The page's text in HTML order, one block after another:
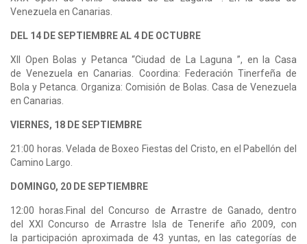
Venezuela en Canarias.
DEL 14 DE SEPTIEMBRE AL 4 DE OCTUBRE
XII Open Bolas y Petanca “Ciudad de La Laguna ”, en la Casa
de Venezuela en Canarias. Coordina: Federación Tinerfeña de
Bola y Petanca. Organiza: Comisión de Bolas. Casa de Venezuela
en Canarias.
VIERNES, 18 DE SEPTIEMBRE
21:00 horas. Velada de Boxeo Fiestas del Cristo, en el Pabellón del
Camino Largo.
DOMINGO, 20 DE SEPTIEMBRE
12:00 horas.Final del Concurso de Arrastre de Ganado, dentro
del XXI Concurso de Arrastre Isla de Tenerife año 2009, con
la participación aproximada de 43 yuntas, en las categorías de